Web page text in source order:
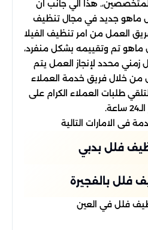
هذا الي جانب ان
ماهو جديد في مجال تنظيف
العمل من امر تنظيف الفيلا
ماهو تم وتقييمه بشكل منفرد،
زمني محدد لإنجاز العمل يتم
من خلال فريق خدمة العملاء
طلبات العملاء الكرام على
فى الامارات التالية
فلل بدبي
فلل بالفجيرة